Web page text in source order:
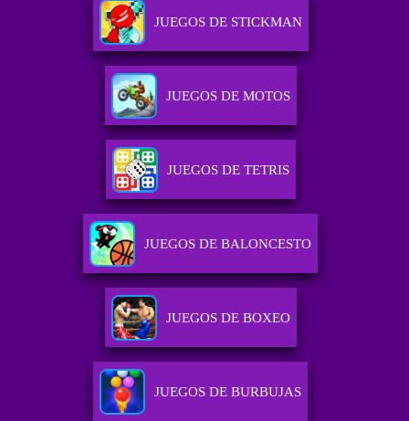
JUEGOS DE STICKMAN
JUEGOS DE MOTOS
JUEGOS DE TETRIS
JUEGOS DE BALONCESTO
JUEGOS DE BOXEO
JUEGOS DE BURBUJAS